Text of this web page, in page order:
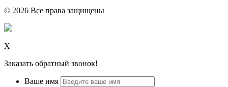
© 2026 Все права защищены
Х
Заказать обратный звонок!
Ваше имя